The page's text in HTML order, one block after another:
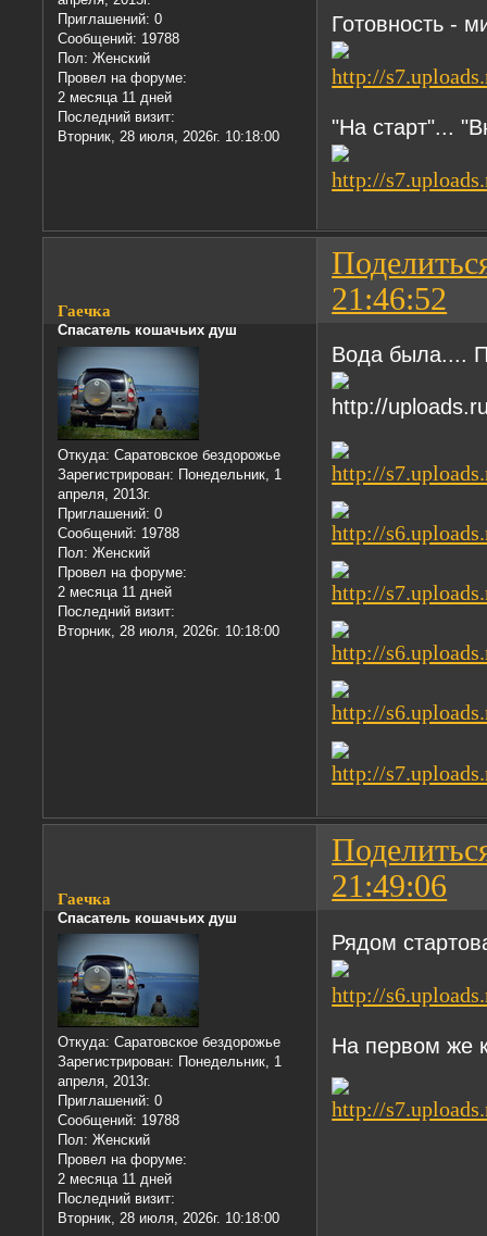
Приглашений: 0
Сообщений: 19788
Пол: Женский
Провел на форуме:
2 месяца 11 дней
Последний визит:
Вторник, 28 июля, 2026г. 10:18:00
Готовность -
"На старт"...
21:46:52
Гаечка
Спасатель кошачьих душ
Откуда: Саратовское бездорожье
Зарегистрирован: Понедельник, 1
апреля, 2013г.
Приглашений: 0
Сообщений: 19788
Пол: Женский
Провел на форуме:
2 месяца 11 дней
Последний визит:
Вторник, 28 июля, 2026г. 10:18:00
Вода была....
21:49:06
Гаечка
Спасатель кошачьих душ
Откуда: Саратовское бездорожье
Зарегистрирован: Понедельник, 1
апреля, 2013г.
Приглашений: 0
Сообщений: 19788
Пол: Женский
Провел на форуме:
2 месяца 11 дней
Последний визит:
Вторник, 28 июля, 2026г. 10:18:00
Рядом
На первом же